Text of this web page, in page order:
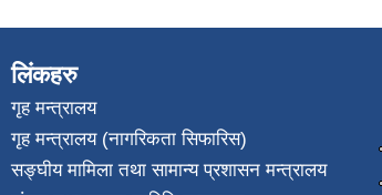
लिंकहरु
गृह मन्त्रालय
गृह मन्त्रालय (नागरिकता सिफारिस)
सङ्घीय मामिला तथा सामान्य प्रशासन मन्त्रालय